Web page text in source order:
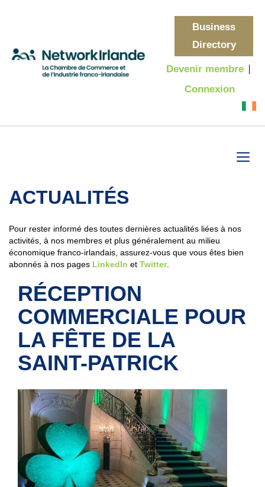
Business
Directory
Devenir membre
Connexion
ACTUALITÉS
Pour rester informé des toutes dernières actualités liées à nos
activités, à nos membres et plus généralement au milieu
économique franco-irlandais, assurez-vous que vous êtes bien
abonnés à nos pages LinkedIn et Twitter.
RÉCEPTION
COMMERCIALE POUR
LA FÊTE DE LA
SAINT-PATRICK